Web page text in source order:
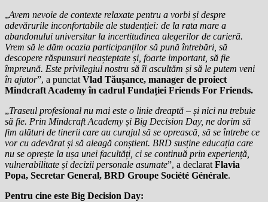
„Avem nevoie de contexte relaxate pentru a vorbi și despre
adevărurile inconfortabile ale studenției: de la rata mare a
abandonului universitar la incertitudinea alegerilor de carieră.
Vrem să le dăm ocazia participanților să pună întrebări, să
descopere răspunsuri neașteptate și, foarte important, să fie
împreună. Este privilegiul nostru să îi ascultăm și să le putem veni
în ajutor”, a punctat Vlad Tăușance, manager de proiect
Mindcraft Academy în cadrul Fundației Friends For Friends.
„Traseul profesional nu mai este o linie dreaptă – și nici nu trebuie
să fie. Prin Mindcraft Academy și Big Decision Day, ne dorim să
fim alături de tinerii care au curajul să se oprească, să se întrebe ce
vor cu adevărat și să aleagă conștient. BRD susține educația care
nu se oprește la ușa unei facultăți, ci se continuă prin experiență,
vulnerabilitate și decizii personale asumate”, a declarat Flavia
Popa, Secretar General, BRD Groupe Société Générale.
Pentru cine este Big Decision Day: